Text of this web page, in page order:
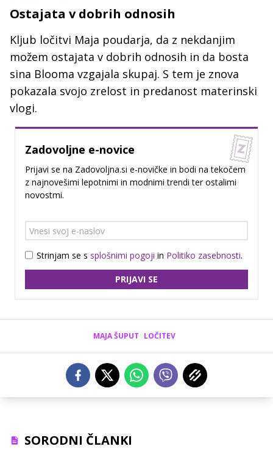
Ostajata v dobrih odnosih
Kljub ločitvi Maja poudarja, da z nekdanjim
možem ostajata v dobrih odnosih in da bosta
sina Blooma vzgajala skupaj. S tem je znova
pokazala svojo zrelost in predanost materinski
vlogi.
Zadovoljne e-novice
Prijavi se na Zadovoljna.si e-novičke in bodi na tekočem
z najnovešimi lepotnimi in modnimi trendi ter ostalimi
novostmi.
Strinjam se s splošnimi pogoji in Politiko zasebnosti.
PRIJAVI SE
MAJA ŠUPUT LOČITEV
SORODNI ČLANKI